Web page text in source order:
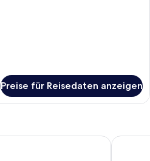
Preise für Reisedaten anzeigen
Hotel